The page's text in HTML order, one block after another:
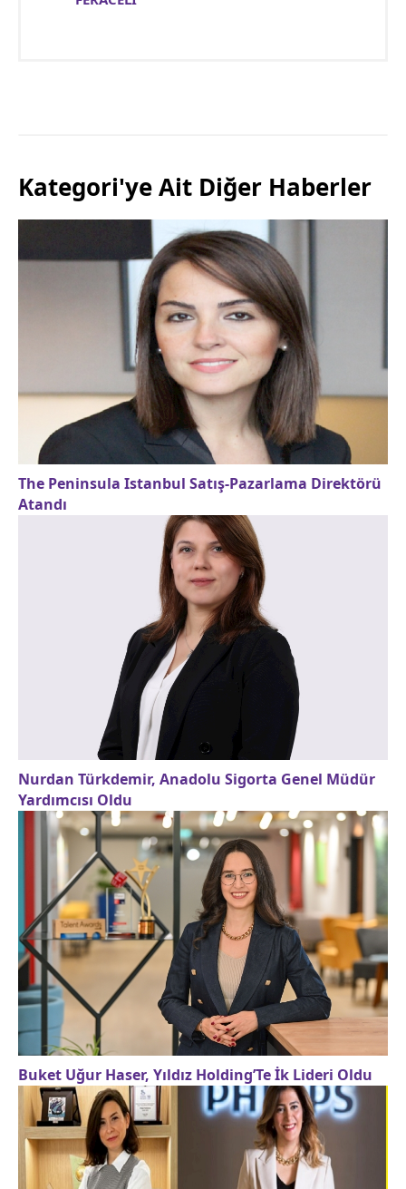
Kategori'ye Ait Diğer Haberler
The Peninsula Istanbul Satış-Pazarlama Direktörü
Atandı
Nurdan Türkdemir, Anadolu Sigorta Genel Müdür
Yardımcısı Oldu
Buket Uğur Haser, Yıldız Holding’Te İk Lideri Oldu